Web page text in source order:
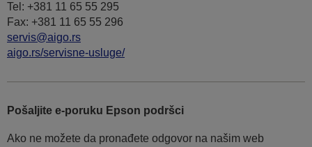
Tel: +381 11 65 55 295
Fax: +381 11 65 55 296
servis@aigo.rs
aigo.rs/servisne-usluge/
Pošaljite e-poruku Epson podršci
Ako ne možete da pronađete odgovor na našim web